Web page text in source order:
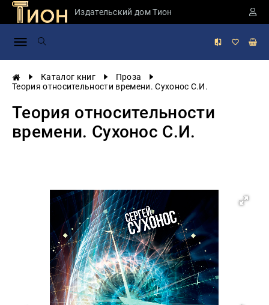
Издательский дом Тион
Каталог книг
Проза
Теория относительности времени. Сухонос С.И.
Теория относительности
времени. Сухонос С.И.
Занимательная
России
история
Экономика
Учебная
литература
будущего
Публицистика
Проза
Тайное и
непознанное